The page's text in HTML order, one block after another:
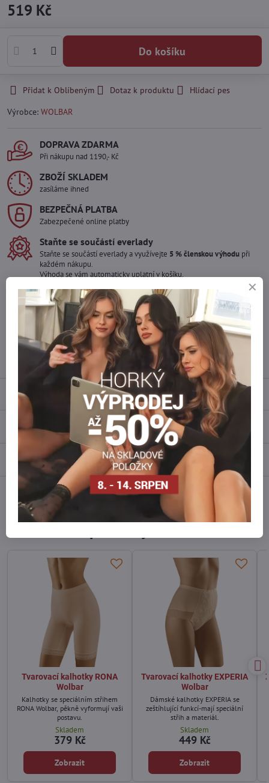
519 Kč
Do košíku
Přidat k Oblíbeným Dotaz k produktu
Hlídací pes
Výrobce: WOLBAR
DOPRAVA ZDARMA
Při nákupu nad 1190,- Kč
ZBOŽÍ SKLADEM
zasíláme ihned
BEZPEČNÁ PLATBA
Zabezpečené online platby
Staňte se součástí everlady
Staňte se součástí everlady a využívejte 5 % členskou výhodu při
každém nákupu.
Výhoda se vám automaticky uplatní v košíku.
Máte zájem o více kusů ?
Kontaktujte nás na mail, zboží pro Vás doskladníme!
info​@everlady​.eu
Popis
Recenze
Diskuse
Reddit WhatsApp
Tvarovací kalhotky RONA
Wolbar
Kalhotky se speciálním střihem
RONA Wolbar, pěkně vyformují vaši
postavu.
Skladem
379 Kč
Zobrazit
Tvarovací kalhotky EXPERIA
Wolbar
Dámské kalhotky EXPERIA se
zeštíhlující funkcí-mají speciální
střih a materiál.
Skladem
449 Kč
Zobrazit